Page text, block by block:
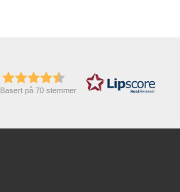
Basert på 70 stemmer